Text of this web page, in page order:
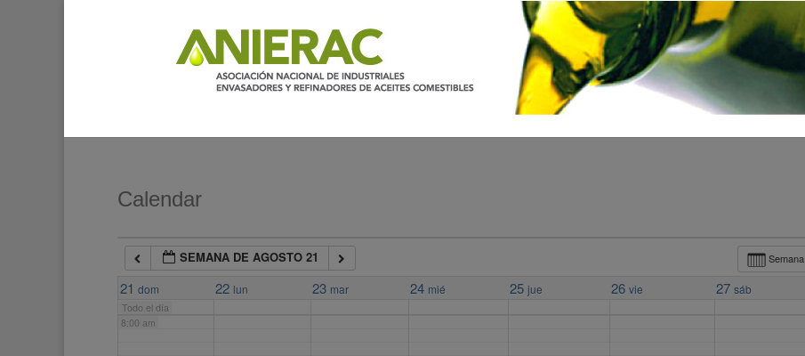
Calendar
Semana
SEMANA DE AGOSTO 21
21 dom 22 lun 23 mar 24 mié 25 jue 26 vie 27 sáb
Todo el día
7:00 am
8:00 am